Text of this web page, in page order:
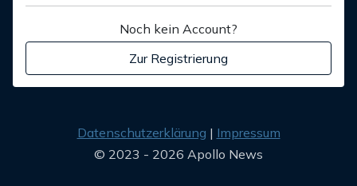
Noch kein Account?
Zur Registrierung
Datenschutzerklärung
Impressum
© 2023 - 2026 Apollo News